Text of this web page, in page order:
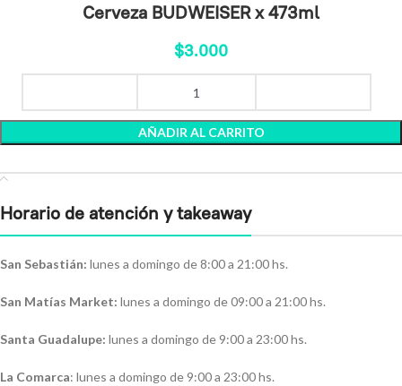
Cerveza BUDWEISER x 473ml
$3.000
AÑADIR AL CARRITO
Horario de atención y takeaway
San Sebastián: lunes a domingo de 8:00 a 21:00 hs.
San Matías Market: lunes a domingo de 09:00 a 21:00 hs.
Santa Guadalupe: lunes a domingo de 9:00 a 23:00 hs.
La Comarca: lunes a domingo de 9:00 a 23:00 hs.